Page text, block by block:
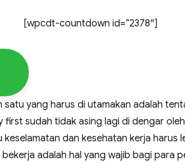
[wpcdt-countdown id=”2378″]
satu yang harus di utamakan adalah
first sudah tidak asing lagi di dengar
dan kesehatan kerja harus
adalah hal yang wajib bagi para